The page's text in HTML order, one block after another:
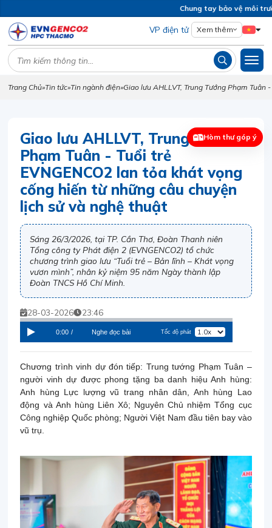
Chung tay bảo vệ môi
VP điện tử Xem thêm
Trang Chủ»Tin tức»Tin ngành điện»Giao lưu AHLLVT, Trung Tướng Phạm
Giao lưu AHLLVT, Trung Tướng
Phạm Tuân - Tuổi trẻ
EVNGENCO2 lan tỏa khát vọng
cống hiến từ những câu chuyện
lịch sử và nghệ thuật
Sáng 26/3/2026, tại TP. Cần Thơ, Đoàn Thanh niên
Tổng công ty Phát điện 2 (EVNGENCO2) tổ chức
chương trình giao lưu “Tuổi trẻ – Bản lĩnh – Khát vọng
vươn mình”, nhân kỷ niệm 95 năm Ngày thành lập
Đoàn TNCS Hồ Chí Minh.
28-03-2026 23:46
0:00 / Nghe đọc bài Tốc độ phát
Chương trình vinh dự đón tiếp: Trung tướng Phạm Tuân –
người vinh dự được phong tặng ba danh hiệu Anh hùng:
Anh hùng Lực lượng vũ trang nhân dân, Anh hùng Lao
động và Anh hùng Liên Xô; Nguyên Chủ nhiệm Tổng cục
Công nghiệp Quốc phòng; Người Việt Nam đầu tiên bay vào
vũ trụ.
Hòm thư góp ý